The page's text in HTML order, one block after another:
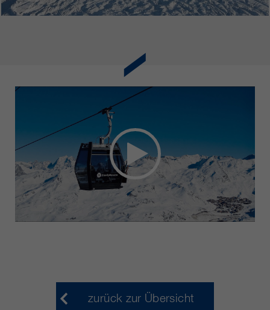
zurück zur Übersicht